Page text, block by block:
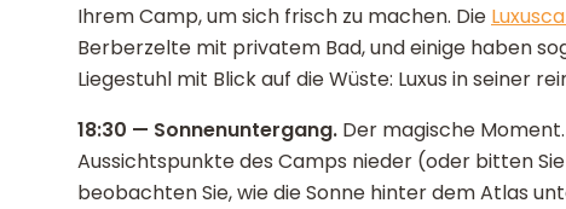
Ihrem Camp, um sich frisch zu machen. Die
Berberzelte mit privatem Bad, und einige haben
Liegestuhl mit Blick auf die Wüste: Luxus in seiner
18:30 — Sonnenuntergang. Der magische
Aussichtspunkte des Camps nieder (oder bitten
beobachten Sie, wie die Sonne hinter dem Atlas